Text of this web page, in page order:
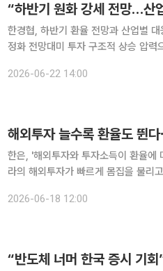
“하반기 원화 강세 전망…산
한경협, 하반기 환율 전망과 산업별
정화 전망대미 투자 구조적 상승 압력으로…美 협력 필요
만 국제 유가와 미국 통상정책 등 불
2026-06-22 14:00
해외투자 늘수록 환율도 뛴
한은, '해외투자와 투자소득이 환율에 미치는 영향 보고서'
라의 해외투자가 빠르게 몸집을 불리
2026-06-18 12:00
“반도체 너머 한국 증시 기